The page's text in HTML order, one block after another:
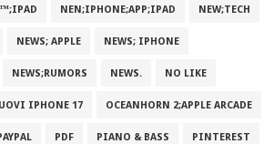
NEN;IPHONE;APP;IPAD NEW;TECH
NEWS; APPLE NEWS; IPHONE
NEWS;RUMORS NEWS. NO LIKE
IPHONE 17 OCEANHORN 2;APPLE ARCADE
PDF PIANO & BASS PINTEREST